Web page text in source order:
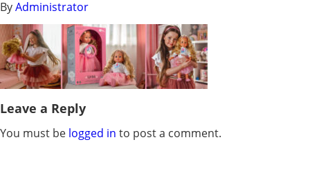
ByAdministrator
Leave a Reply
You must be logged in to post a comment.